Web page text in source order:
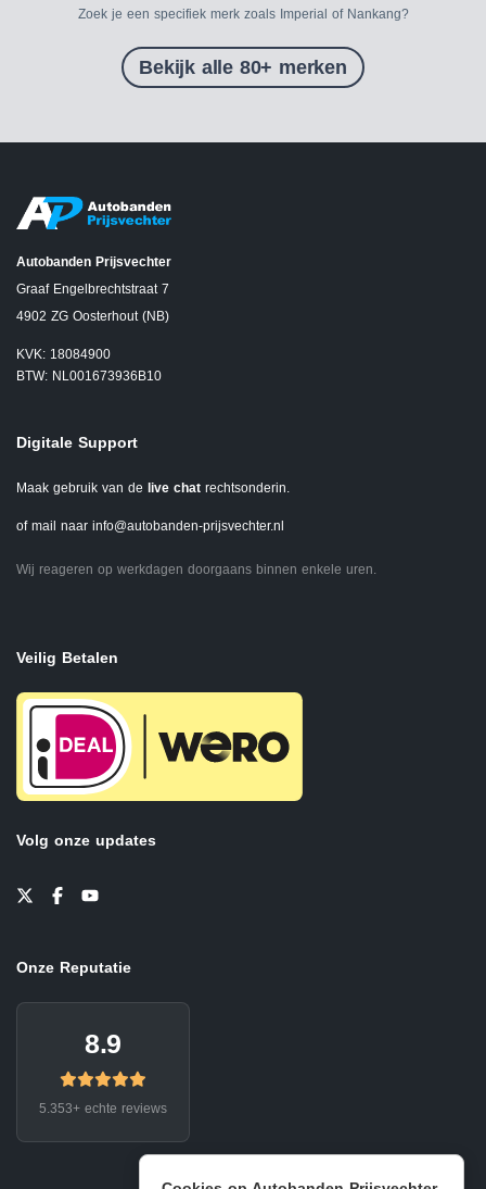
Zoek je een specifiek merk zoals Imperial of Nankang?
Bekijk alle 80+ merken
Autobanden Prijsvechter
Graaf Engelbrechtstraat 7
4902 ZG Oosterhout (NB)
KVK: 18084900
BTW: NL001673936B10
Digitale Support
Maak gebruik van de live chat rechtsonderin.
of mail naar info@autobanden-prijsvechter.nl
Wij reageren op werkdagen doorgaans binnen enkele uren.
Veilig Betalen
Volg onze updates
Onze Reputatie
8.9
5.353+ echte reviews